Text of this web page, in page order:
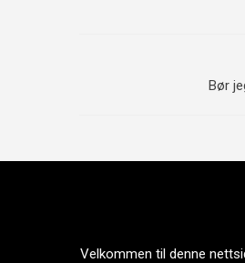
Bør
Velkommen til denne